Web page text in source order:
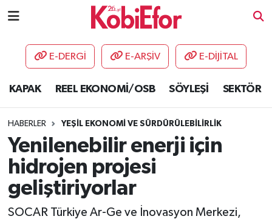
E-DERGİ E-ARŞİV E-DİJİTAL
KAPAK REEL EKONOMİ/OSB SÖYLEŞİ SEKTÖR
HABERLER YEŞİL EKONOMİ VE SÜRDÜRÜLEBİLİRLİK
Yenilenebilir enerji için
hidrojen projesi
geliştiriyorlar
SOCAR Türkiye Ar-Ge ve İnovasyon Merkezi,
AKADEMİ
DESTEK-TEŞVİK
ETKİNLİK
GÜNCEL
HABERLER